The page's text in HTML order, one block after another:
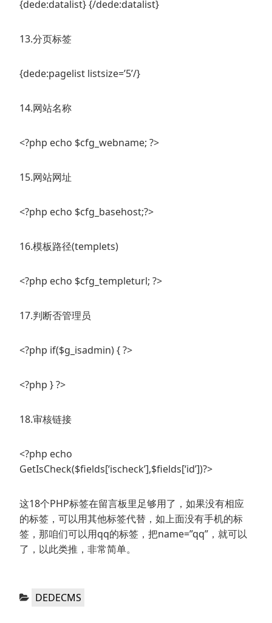
{dede:datalist} {/dede:datalist}
13.分页标签
{dede:pagelist listsize=’5’/}
14.网站名称
<?php echo $cfg_webname; ?>
15.网站网址
<?php echo $cfg_basehost;?>
16.模板路径(templets)
<?php echo $cfg_templeturl; ?>
17.判断否管理员
<?php if($g_isadmin) { ?>
<?php } ?>
18.审核链接
<?php echo
GetIsCheck($fields[‘ischeck’],$fields[‘id’])?>
这18个PHP标签在留言板里足够用了，如果没有相应
的标签，可以用其他标签代替，如上面没有手机的标
签，那咱们可以用qq的标签，把name=”qq”，就可以
了，以此类推，非常简单。
分
DEDECMS